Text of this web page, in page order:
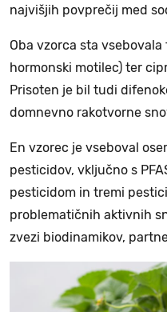
najvišjih povprečij med
Oba vzorca sta
hormonski motilec) ter
Prisoten je bil tudi
domnevno rakotvorne
En vzorec je vseboval
pesticidov, vključno s
pesticidom in tremi
problematičnih aktivnih
zvezi biodinamikov,